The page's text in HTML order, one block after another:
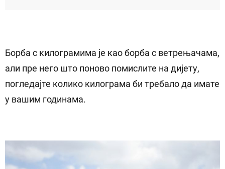
Борба с килограмима је као борба с ветрењачама,
али пре него што поново помислите на дијету,
погледајте колико килограма би требало да имате
у вашим годинама.